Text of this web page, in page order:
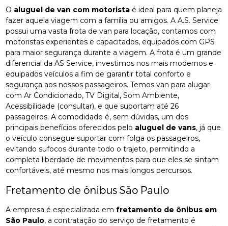
O aluguel de van com motorista é ideal para quem planeja
fazer aquela viagem com a família ou amigos. A A.S. Service
possui uma vasta frota de van para locação, contamos com
motoristas experientes e capacitados, equipados com GPS
para maior segurança durante a viagem. A frota é um grande
diferencial da AS Service, investimos nos mais modernos e
equipados veículos a fim de garantir total conforto e
segurança aos nossos passageiros. Temos van para alugar
com Ar Condicionado, TV Digital, Som Ambiente,
Acessibilidade (consultar), e que suportam até 26
passageiros. A comodidade é, sem dúvidas, um dos
principais benefícios oferecidos pelo aluguel de vans, já que
o veículo consegue suportar com folga os passageiros,
evitando sufocos durante todo o trajeto, permitindo a
completa liberdade de movimentos para que eles se sintam
confortáveis, até mesmo nos mais longos percursos.
Fretamento de ônibus São Paulo
A empresa é especializada emfretamento de ônibus em
São Paulo, a contratação do serviço de fretamento é